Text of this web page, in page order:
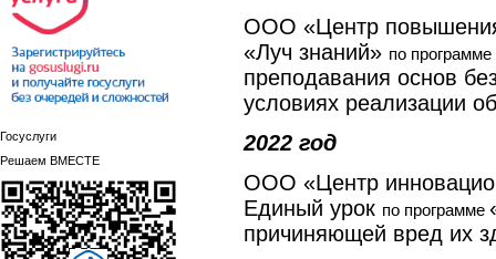
Госуслуги
Решаем ВМЕСТЕ
ООО «Центр повышения
«Луч знаний» по программе
преподавания основ
условиях реализации
2022 год
ООО «Центр
Единый урок по программе
причиняющей вред их